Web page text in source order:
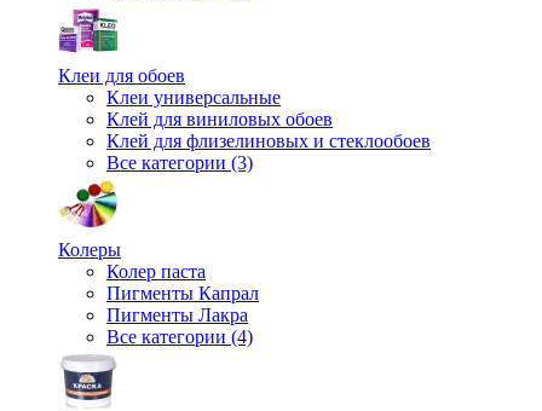
Клеи для обоев
Клеи универсальные
Клей для виниловых обоев
Клей для флизелиновых и стеклообоев
Все категории (3)
Колеры
Колер паста
Пигменты Капрал
Пигменты Лакра
Все категории (4)